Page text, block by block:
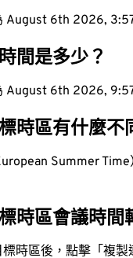
August 6th 2026,
間是多少？
August 6th 2026,
時區有什麼不
Summer
時區會議時間
時區後，點擊「複